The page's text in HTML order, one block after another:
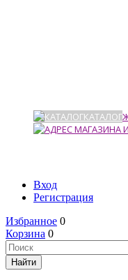
КАТАЛОГ
Вход
Регистрация
Избранное 0
Корзина 0